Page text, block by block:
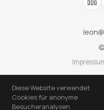
Diese Website verwendet
Cookies für anonyme
Besucheranalysen.